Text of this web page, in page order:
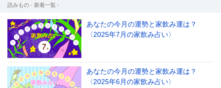
読みもの - 新着一覧 -
あなたの今月の運勢と家飲み運は？
〈2025年7月の家飲み占い〉
あなたの今月の運勢と家飲み運は？
〈2025年6月の家飲み占い〉